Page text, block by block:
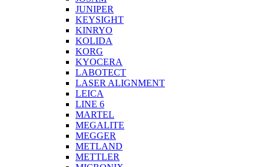
JUNIPER
KEYSIGHT
KINRYO
KOLIDA
KORG
KYOCERA
LABOTECT
LASER ALIGNMENT
LEICA
LINE 6
MARTEL
MEGALITE
MEGGER
METLAND
METTLER